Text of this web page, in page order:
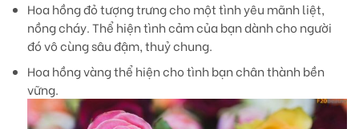
Hoa hồng đỏtượng trưng cho một tình yêu mãnh liệt,
nồng cháy. Thể hiện tình cảm của bạn dành cho người
đó vô cùng sâu đậm, thuỷ chung.
Hoa hồng vàngthể hiện cho tình bạn chân thành bền
vững.